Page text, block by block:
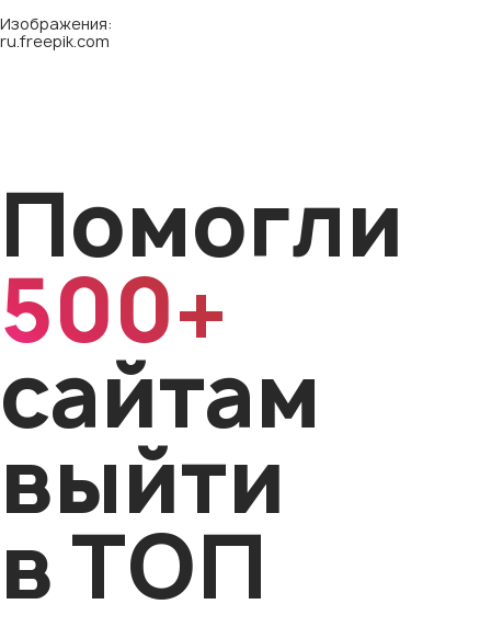
Изображения:
ru.freepik.com
Помогли
500+
сайтам
выйти
в ТОП